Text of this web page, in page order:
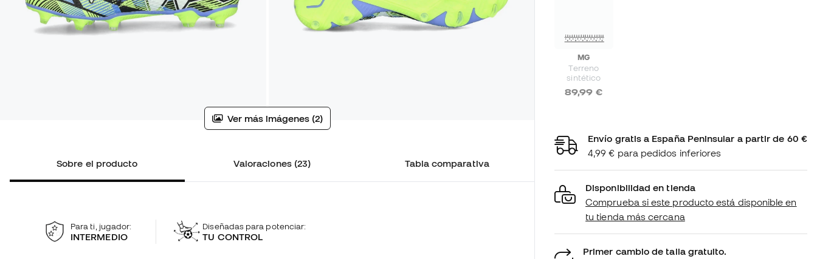
Ver más imágenes (2)
Sobre el producto Valoraciones (23) Tabla comparativa
Para ti, jugador:
INTERMEDIO
Diseñadas para potenciar:
TU CONTROL
MG
Terreno
sintético
89,99 €
Envío gratis a España Peninsular a partir de 60 €
4,99 € para pedidos inferiores
Disponibilidad en tienda
Comprueba si este producto está disponible en
tu tienda más cercana
Primer cambio de talla gratuito.